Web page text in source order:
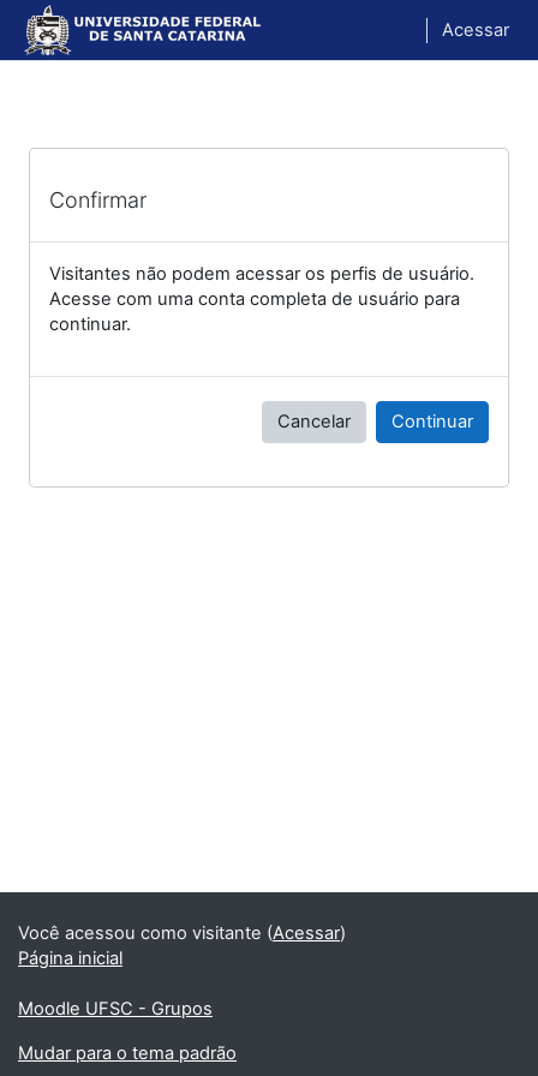
Ir para o conteúdo principal
Acessar
Confirmar
Visitantes não podem acessar os perfis de usuário.
Acesse com uma conta completa de usuário para
continuar.
Cancelar Continuar
Você acessou como visitante (Acessar)
Página inicial
Moodle UFSC - Grupos
Mudar para o tema padrão